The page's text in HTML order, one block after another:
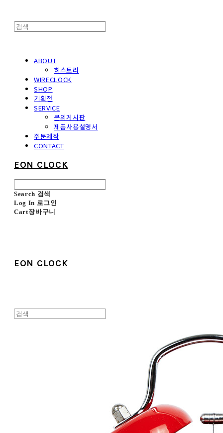
ABOUT
히스토리
WIRECLOCK
SHOP
기획전
SERVICE
문의게시판
제품사용설명서
주문제작
CONTACT
EON CLOCK
Search 검색
Log In 로그인
Cart장바구니
EON CLOCK